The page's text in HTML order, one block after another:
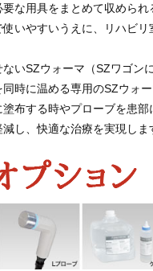
な用具をまとめて収められ
使いやすいうえに、リハビ
いSZウォーマ（SZワゴンに
時に温める専用のSZウォ
布する時やプローブを患
し、快適な治療を実現しま